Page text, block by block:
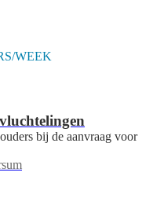
WEEK
bij de aanvraag voor